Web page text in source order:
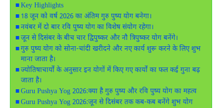
Key Highlights
18 जून को वर्ष 2026 का अंतिम गुरु पुष्य योग बनेगा।
नवंबर में दो बार रवि पुष्य योग का विशेष संयोग रहेगा।
जून से दिसंबर के बीच चार द्विपुष्कर और नौ त्रिपुष्कर योग बनेंगे।
गुरु पुष्य योग को सोना-चांदी खरीदने और नए कार्य शुरू करने के लिए शुभ
माना जाता है।
ज्योतिषाचार्यों के अनुसार इन योगों में किए गए कार्यों का फल कई गुना बढ़
जाता है।
Guru Pushya Yog 2026:क्या है गुरु पुष्य और रवि पुष्य योग का महत्व
Guru Pushya Yog 2026:जून से दिसंबर तक कब-कब बनेंगे शुभ योग